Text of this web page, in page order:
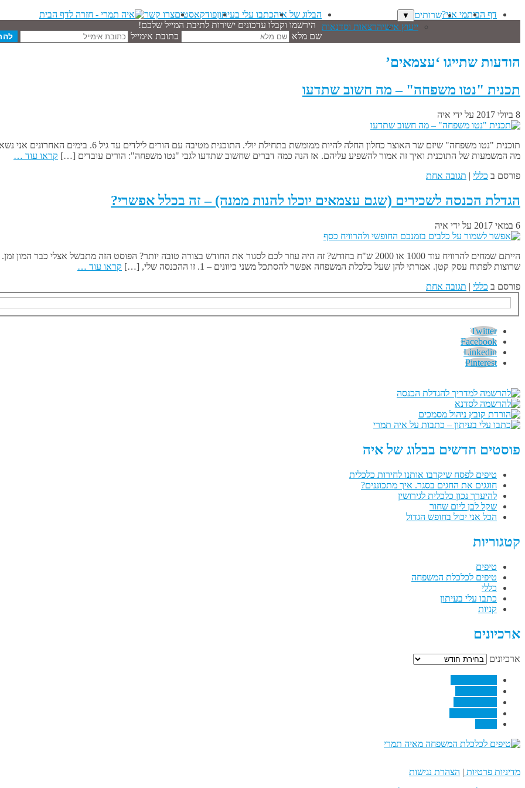
דף הביתמי אני?שרותים ▼
ייעוץ אישיהרצאות וסדנאות
הבלוג של איהכתבו עלי בעיתוןפודקאסטיםצרו קשר
הירשמו וקבלו עדכונים ישירות לתיבת המייל שלכם!
שם מלא
כתובת אימייל
הודעות שתייגו ‘עצמאים’
תכנית "נטו משפחה" – מה חשוב שתדעו
8 ביולי 2017 על ידי איה
תוכנית "נטו משפחה" שיזם שר האוצר כחלון החלה להיות
מה המשמעות של התוכנית ואיך זה אמור להשפיע עליהם. אז הנה כמה דברים שחשוב שתדעו לגבי "נטו משפחה": הורים עובדים […] קראו עוד …
פורסם ב כללי | תגובה אחת
הגדלת הכנסה לשכירים (שגם עצמאים יוכלו להנות ממנה) – זה בכלל אפשרי?
6 במאי 2017 על ידי איה
הייתם שמחים להרוויח עוד 1000 או 2000 ש"ח בחודש? זה היה עוזר לכם לסגור את החודש בצורה טובה יותר? הפוסט הזה מתבשל
שרוצות לפתוח עסק קטן. אמרתי להן שעל כלכלת המשפחה אפשר להסתכל משני כיוונים – 1. זו ההכנסה שלי, […]
קראו עוד …
פורסם ב כללי | תגובה אחת
Twitter
Facebook
Linkedin
Pinterest
פוסטים חדשים בבלוג של איה
טיפים לפסח שיקרבו אותנו לחירות כלכלית
חוגגים את החגים בסגר. איך מתכוננים?
להיערך נכון כלכלית לגירושין
שקל לבן ליום שחור
הכל אני יכול בחופש הגדול
קטגוריות
טיפים
טיפים לכלכלת המשפחה
כללי
כתבו עלי בעיתון
קניות
ארכיונים
ארכיונים
מדיניות פרטיות | הצהרת נגישות